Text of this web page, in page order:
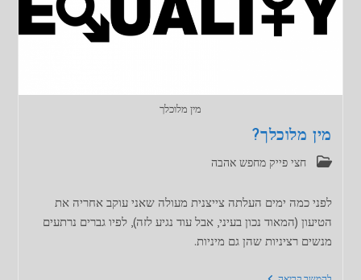
מין מלוכלך
מין מלוכלך?
קטגוריה:חצי פייק מחפש אהבה
לפני כמה ימים העלתה צייצנית מעולה שאני עוקב אחריה את
הטיעון (המאוד נכון בעיני, אבל עוד נגיע לזה), לפיו גברים נרתעים
מנשים רציניות שהן גם מיניות.